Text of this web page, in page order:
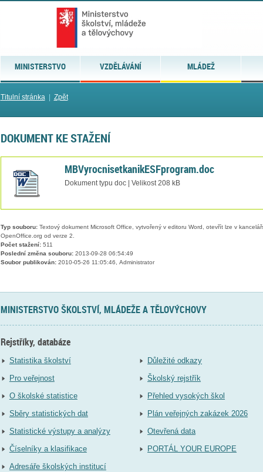
MINISTERSTVO VZDĚLÁVÁNÍ MLÁDEŽ
Titulní stránka| Zpět
DOKUMENT KE STAŽENÍ
MBVyrocnisetkanikESFprogram.doc
Dokument typu doc | Velikost 208 kB
Typ souboru:Textový dokument Microsoft Office, vytvořený v editoru Word, otevřít lze v
OpenOffice.org od verze 2.
Počet stažení:511
Poslední změna souboru:2013-09-28 06:54:49
Soubor publikován:2010-05-26 11:05:46, Administrator
MINISTERSTVO ŠKOLSTVÍ, MLÁDEŽE A TĚLOVÝCHOVY
Rejstříky, databáze
Statistika školství
Pro veřejnost
O školské statistice
Sběry statistických dat
Statistické výstupy a analýzy
Číselníky a klasifikace
Adresáře školských institucí
Důležité odkazy
Školský rejstřík
Přehled vysokých škol
Plán veřejných zakázek 2026
Otevřená data
PORTÁL YOUR EUROPE